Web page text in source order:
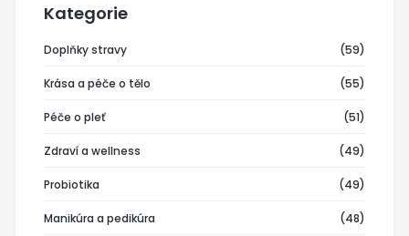
Kategorie
Doplňky stravy (59)
Krása a péče o tělo (55)
Péče o pleť (51)
Zdraví a wellness (49)
Probiotika (49)
Manikúra a pedikúra (48)